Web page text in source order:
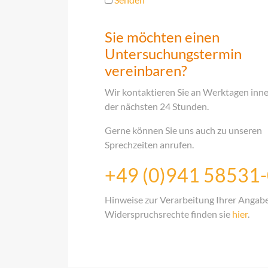
Sie möchten einen
Untersuchungstermin
vereinbaren?
Wir kontaktieren Sie an Werktagen
der nächsten 24 Stunden.
Gerne können Sie uns auch zu unseren
Sprechzeiten anrufen.
+49 (0)941
Hinweise zur Verarbeitung Ihrer
Widerspruchsrechte finden sie hier.